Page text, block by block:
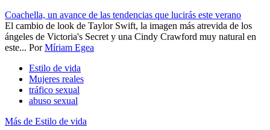
Coachella, un avance de las tendencias que lucirás este verano
El cambio de look de Taylor Swift, la imagen más atrevida de los
ángeles de Victoria's Secret y una Cindy Crawford muy natural en
este... PorMíriam Egea
Estilo de vida
Mujeres reales
tráfico sexual
abuso sexual
Más de Estilo de vida